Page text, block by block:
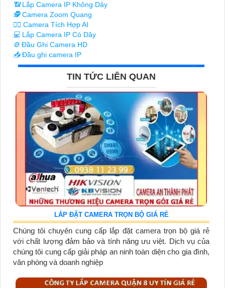
📶Lắp Camera IP Không Dây
🕵️Camera Zoom Quang
🧛‍♀️ Camera Tích Hợp AI
💻 Lắp Camera IP Có Dây
⚙️ Đầu Ghi Camera HD
📥Đầu ghi camera IP
TIN TỨC LIÊN QUAN
LẮP ĐẶT CAMERA TRỌN BỘ GIÁ RẺ
Chúng tôi chuyên cung cấp lắp đặt camera trọn bộ giá rẻ
với chất lượng đảm bảo và tính năng ưu việt. Dịch vụ của
chúng tôi cung cấp giải pháp an ninh toàn diện cho gia đình,
văn phòng và doanh nghiệp